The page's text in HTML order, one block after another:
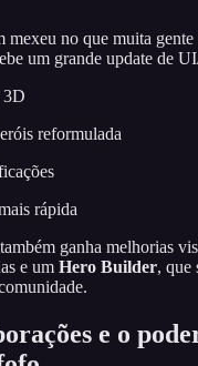
mexeu no que muita
um grande update de
reformulada
rápida
também ganha melhorias
e um Hero Builder, que
e o